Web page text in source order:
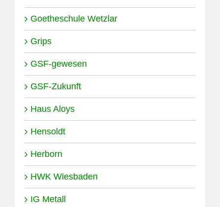
Goetheschule Wetzlar
Grips
GSF-gewesen
GSF-Zukunft
Haus Aloys
Hensoldt
Herborn
HWK Wiesbaden
IG Metall